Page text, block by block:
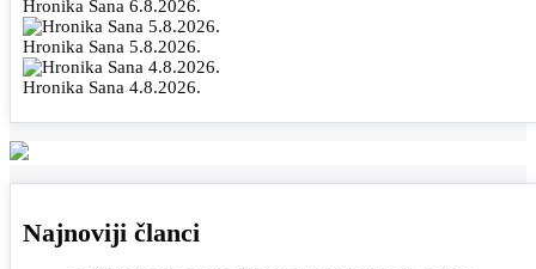
Hronika Sana 6.8.2026.
Hronika Sana 5.8.2026.
Hronika Sana 4.8.2026.
Najnoviji članci